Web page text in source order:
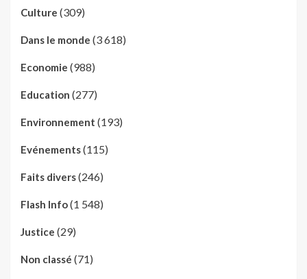
Culture (309)
Dans le monde (3 618)
Economie (988)
Education (277)
Environnement (193)
Evénements(115)
Faits divers(246)
Flash Info(1 548)
Justice (29)
Non classé (71)